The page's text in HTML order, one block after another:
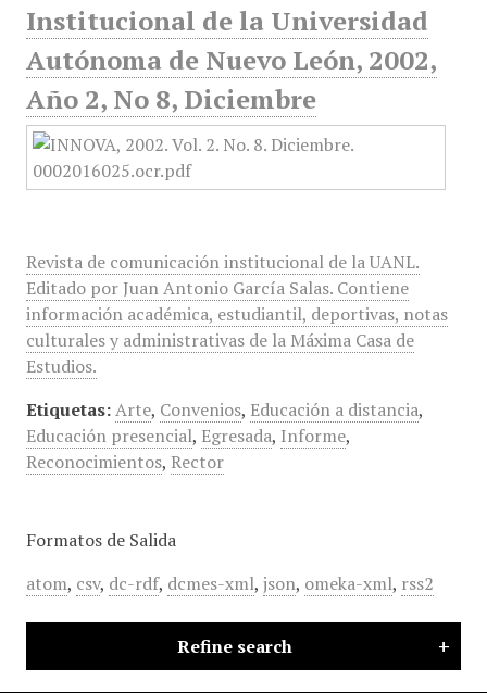
Institucional de la Universidad
Autónoma de Nuevo León, 2002,
Año 2, No 8, Diciembre
Revista de comunicación institucional de la UANL.
Editado por Juan Antonio García Salas. Contiene
información académica, estudiantil, deportivas, notas
culturales y administrativas de la Máxima Casa de
Estudios.
Etiquetas: Arte, Convenios, Educación a distancia,
Educación presencial, Egresada, Informe,
Reconocimientos, Rector
Formatos de Salida
atom, csv, dc-rdf, dcmes-xml, json, omeka-xml, rss2
Refine search